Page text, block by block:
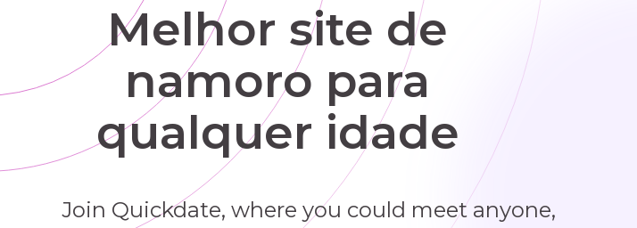
Melhor site de
namoro para
qualquer idade
Join Quickdate, where you could meet anyone,